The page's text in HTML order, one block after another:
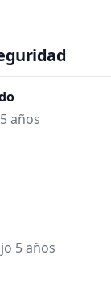
años
5 años